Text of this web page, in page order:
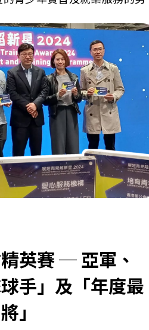
英賽 ─ 亞軍、
球手」及「年度最
」